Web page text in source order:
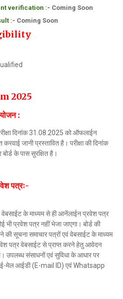
verification :- Coming Soon
:- Coming Soon
2025
:
परीक्षा दिनांक 31.08.2025 को ऑफलाईन
जानी प्रस्तावित है। परीक्षा की दिनांक
के पास सुरक्षित है।
पत्रः-
की वेबसाईट के माध्यम से ही आनेंलाईन प्रवेश पत्र
भी प्रवेश पत्र नहीं भेजा जाएगा। बोर्ड की
की सूचना समाचार पत्रों एवं वेबसाईट के माध्यम
पत्र वेबसाईट से प्राप्त करने हेतु आवेदन
उपलब्ध संसाधनों एवं सुविधा के आधार पर
मेल आईडी (E-mail ID) एवं Whatsapp